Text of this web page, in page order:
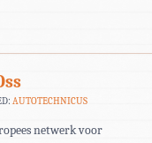
AUTOTECHNICUS
netwerk voor